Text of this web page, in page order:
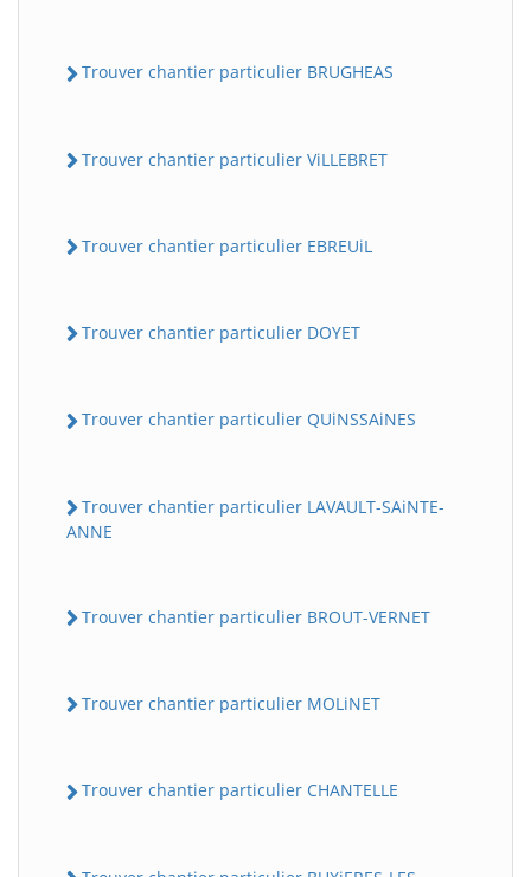
Trouver chantier particulier BRUGHEAS
Trouver chantier particulier ViLLEBRET
Trouver chantier particulier EBREUiL
Trouver chantier particulier DOYET
Trouver chantier particulier QUiNSSAiNES
Trouver chantier particulier LAVAULT-SAiNTE-
ANNE
Trouver chantier particulier BROUT-VERNET
Trouver chantier particulier MOLiNET
Trouver chantier particulier CHANTELLE